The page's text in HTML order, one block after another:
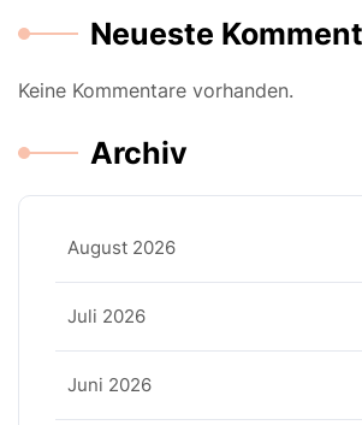
Neueste
Keine Kommentare vorhanden.
Archiv
August 2026
Juli 2026
Juni 2026